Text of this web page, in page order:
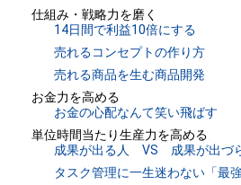
仕組み・戦略力を磨く
14日間で利益10倍にする
売れるコンセプトの作り方
売れる商品を生む商品開発
お金力を高める
お金の心配なんて笑い飛ばす
単位時間当たり生産力を高める
成果が出る人 VS 成果が出づ
タスク管理に一生迷わない「最